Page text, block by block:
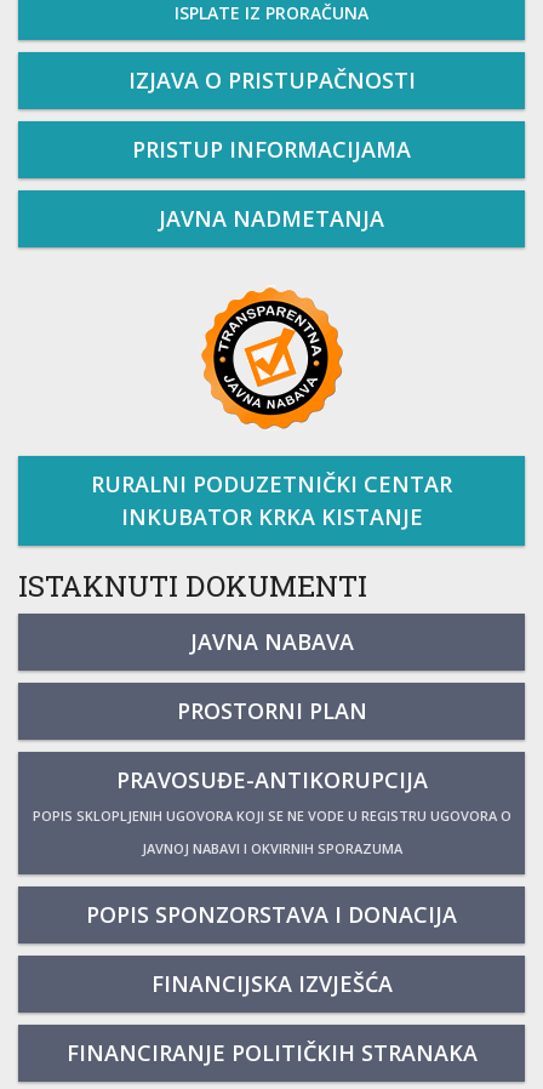
ISPLATE IZ PRORAČUNA
IZJAVA O PRISTUPAČNOSTI
PRISTUP INFORMACIJAMA
JAVNA NADMETANJA
RURALNI PODUZETNIČKI CENTAR
INKUBATOR KRKA KISTANJE
ISTAKNUTI DOKUMENTI
JAVNA NABAVA
PROSTORNI PLAN
PRAVOSUĐE-ANTIKORUPCIJA
POPIS SKLOPLJENIH UGOVORA KOJI SE NE VODE U REGISTRU UGOVORA O
JAVNOJ NABAVI I OKVIRNIH SPORAZUMA
POPIS SPONZORSTAVA I DONACIJA
FINANCIJSKA IZVJEŠĆA
FINANCIRANJE POLITIČKIH STRANAKA